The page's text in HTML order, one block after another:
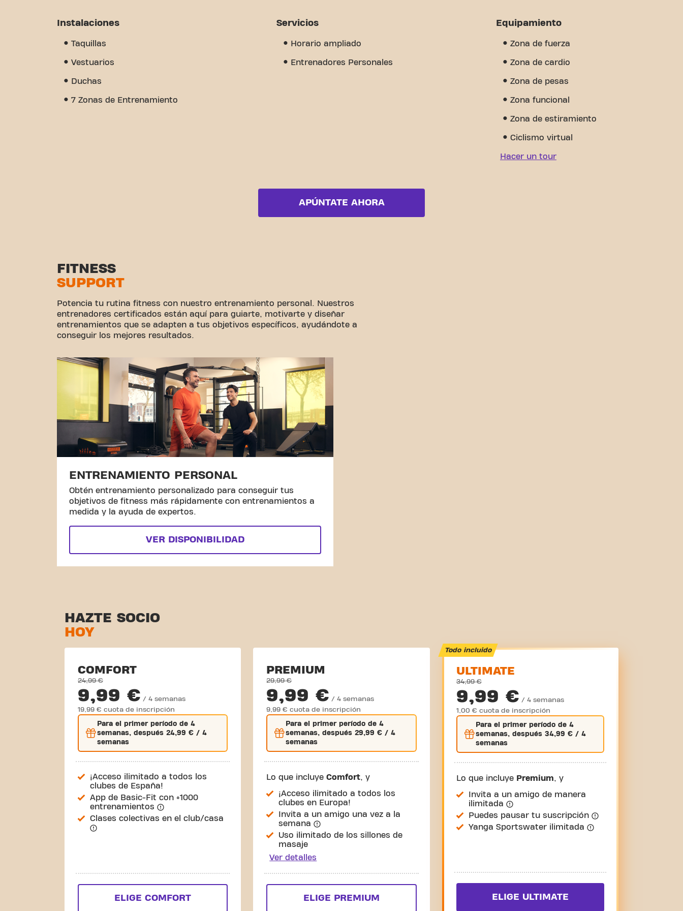
Instalaciones
Taquillas
Vestuarios
Duchas
7 Zonas de Entrenamiento
Servicios
Horario ampliado
Entrenadores Personales
Equipamiento
Zona de fuerza
Zona de cardio
Zona de pesas
Zona funcional
Zona de estiramiento
Ciclismo virtual
Hacer un tour
APÚNTATE AHORA
FITNESS
SUPPORT
Potencia tu rutina fitness con nuestro entrenamiento personal. Nuestros
entrenadores certificados están aquí para guiarte, motivarte y diseñar
entrenamientos que se adapten a tus objetivos específicos, ayudándote a
conseguir los mejores resultados.
ENTRENAMIENTO PERSONAL
Obtén entrenamiento personalizado para conseguir tus
objetivos de fitness más rápidamente con entrenamientos a
medida y la ayuda de expertos.
VER DISPONIBILIDAD
HAZTE SOCIO
HOY
COMFORT
24,99 €
9,99 € / 4 semanas
19,99 € cuota de inscripción
Para el primerperíodo de 4
semanas, después 24,99 € / 4
semanas
¡Acceso ilimitado a todos los
clubes de España!
App de Basic-Fit con +1000
entrenamientos
Clases colectivas en el club/casa
ELIGE COMFORT
PREMIUM
29,99 €
9,99 € / 4 semanas
9,99 € cuota de inscripción
Para elprimerperíodo de 4
semanas, después29,99 € / 4
semanas
Lo que incluyeComfort, y
¡Acceso ilimitado a todos los
clubes en Europa!
Invita a un amigo una vez a la
semana
Uso ilimitado de los sillones de
masaje
Ver detalles
ELIGE PREMIUM
Todo incluido
ULTIMATE
34,99 €
9,99 € / 4 semanas
1,00 € cuota de inscripción
Para el primerperíodo de 4
semanas, después 34,99 €/ 4
semanas
Lo que incluye Premium, y
Invita a un amigo de manera
ilimitada
Puedes pausar tu suscripción
Yanga Sportswater ilimitada
ELIGE ULTIMATE